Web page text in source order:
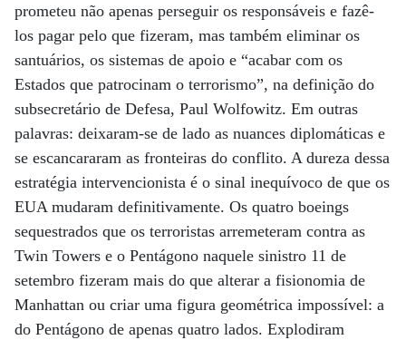
prometeu não apenas perseguir os responsáveis e fazê-
los pagar pelo que fizeram, mas também eliminar os
santuários, os sistemas de apoio e “acabar com os
Estados que patrocinam o terrorismo”, na definição do
subsecretário de Defesa, Paul Wolfowitz. Em outras
palavras: deixaram-se de lado as nuances diplomáticas e
se escancararam as fronteiras do conflito. A dureza dessa
estratégia intervencionista é o sinal inequívoco de que os
EUA mudaram definitivamente. Os quatro boeings
sequestrados que os terroristas arremeteram contra as
Twin Towers e o Pentágono naquele sinistro 11 de
setembro fizeram mais do que alterar a fisionomia de
Manhattan ou criar uma figura geométrica impossível: a
do Pentágono de apenas quatro lados. Explodiram